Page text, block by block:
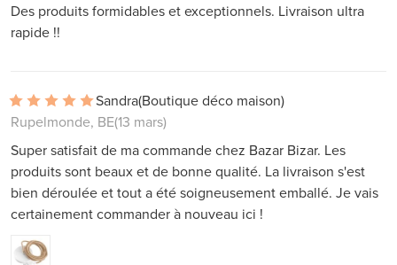
Des produits formidables et exceptionnels. Livraison ultra
rapide !!
Sandra(Boutique déco maison)
Rupelmonde, BE(13 mars)
Super satisfait de ma commande chez Bazar Bizar. Les
produits sont beaux et de bonne qualité. La livraison s'est
bien déroulée et tout a été soigneusement emballé. Je vais
certainement commander à nouveau ici !